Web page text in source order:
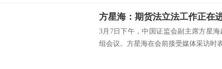
方星海：期货法立法工作正在
3月7日下午，中国证监会副主席方星
组会议。方星海在会前接受媒体采访时